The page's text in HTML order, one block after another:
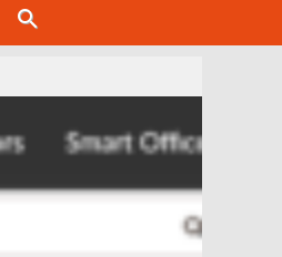
search